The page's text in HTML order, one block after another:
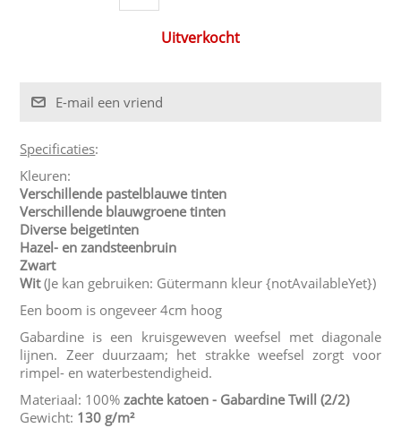
Uitverkocht
Specificaties:
Kleuren:
Verschillende pastelblauwe tinten
Verschillende blauwgroene tinten
Diverse beigetinten
Hazel- en zandsteenbruin
Zwart
Wit(Je kan gebruiken: Gütermann kleur {notAvailableYet})
Een boom is ongeveer 4cm hoog
Gabardine is een kruisgeweven weefsel met diagonale
lijnen. Zeer duurzaam; het strakke weefsel zorgt voor
rimpel- en waterbestendigheid.
Materiaal: 100%zachte katoen - Gabardine Twill (2/2)
Gewicht: 130 g/m²